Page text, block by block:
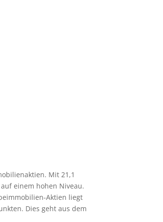
Mit 21,1
einem hohen Niveau.
Aktien liegt
Dies geht aus dem